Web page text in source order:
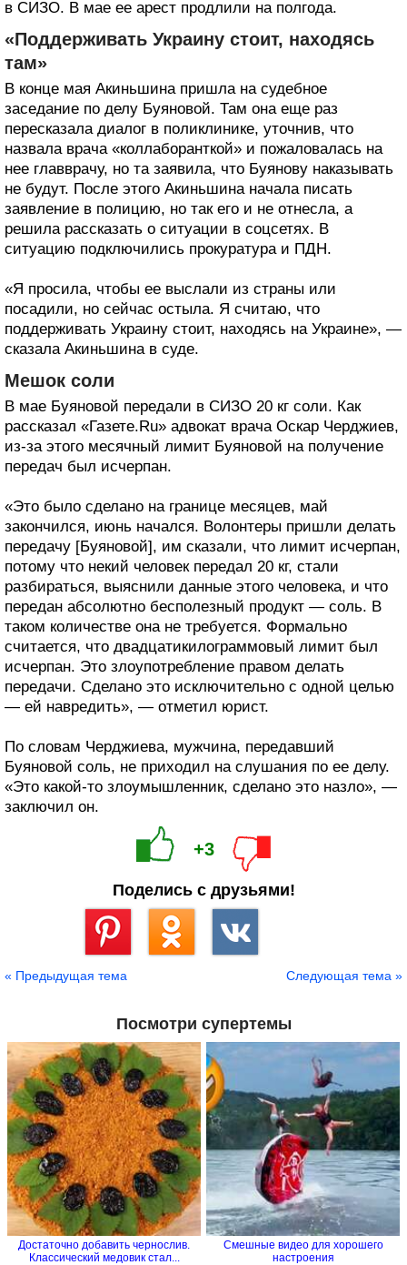
в СИЗО. В мае ее арест продлили на полгода.
«Поддерживать Украину стоит, находясь
там»
В конце мая Акиньшина пришла на судебное
заседание по делу Буяновой. Там она еще раз
пересказала диалог в поликлинике, уточнив, что
назвала врача «коллаборанткой» и пожаловалась на
нее главврачу, но та заявила, что Буянову наказывать
не будут. После этого Акиньшина начала писать
заявление в полицию, но так его и не отнесла, а
решила рассказать о ситуации в соцсетях. В
ситуацию подключились прокуратура и ПДН.
«Я просила, чтобы ее выслали из страны или
посадили, но сейчас остыла. Я считаю, что
поддерживать Украину стоит, находясь на Украине», —
сказала Акиньшина в суде.
Мешок соли
В мае Буяновой передали в СИЗО 20 кг соли. Как
рассказал «Газете.Ru» адвокат врача Оскар Черджиев,
из-за этого месячный лимит Буяновой на получение
передач был исчерпан.
«Это было сделано на границе месяцев, май
закончился, июнь начался. Волонтеры пришли делать
передачу [Буяновой], им сказали, что лимит исчерпан,
потому что некий человек передал 20 кг, стали
разбираться, выяснили данные этого человека, и что
передан абсолютно бесполезный продукт — соль. В
таком количестве она не требуется. Формально
считается, что двадцатикилограммовый лимит был
исчерпан. Это злоупотребление правом делать
передачи. Сделано это исключительно с одной целью
— ей навредить», — отметил юрист.
По словам Черджиева, мужчина, передавший
Буяновой соль, не приходил на слушания по ее делу.
«Это какой-то злоумышленник, сделано это назло», —
заключил он.
+3
Поделись с друзьями!
« Предыдущая тема Следующая тема »
Посмотри супертемы
Достаточно добавить чернослив.
Классический медовик стал...
Смешные видео для хорошего
настроения